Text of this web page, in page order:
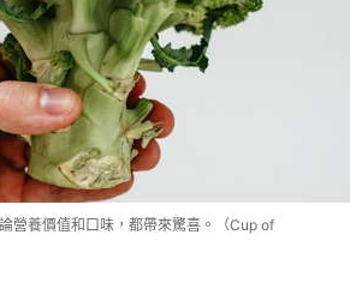
營養價值和口味，都帶來驚喜。（Cup of